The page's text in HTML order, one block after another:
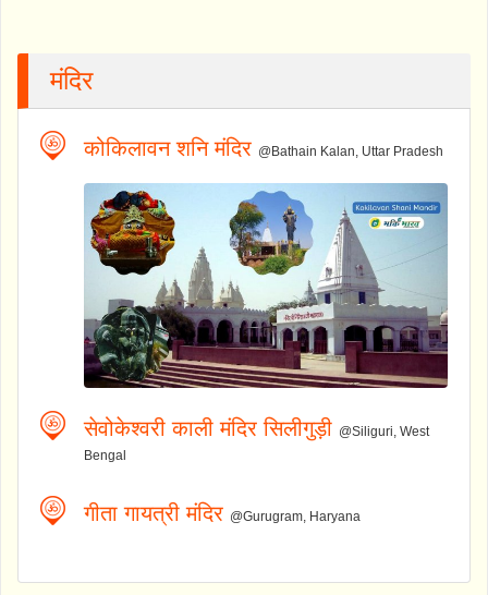
मंदिर
कोकिलावन शनि मंदिर @Bathain Kalan, Uttar Pradesh
सेवोकेश्वरी काली मंदिर सिलीगुड़ी @Siliguri, West
Bengal
गीता गायत्री मंदिर @Gurugram, Haryana